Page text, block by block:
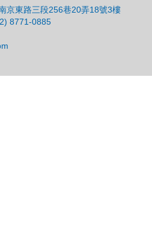
京東路三段256巷20弄18號3樓
8771-0885